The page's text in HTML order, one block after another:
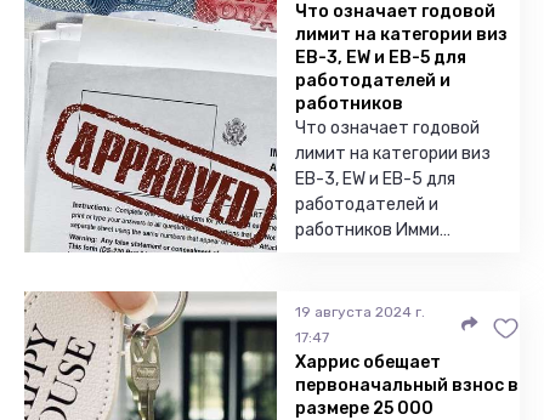
Что означает годовой
лимит на категории виз
EB-3, EW и EB-5 для
работодателей и
работников
Что означает годовой
лимит на категории виз
EB-3, EW и EB-5 для
работодателей и
работников Имми…
19 августа 2024 г.
17:47
Харрис обещает
первоначальный взнос в
размере 25 000